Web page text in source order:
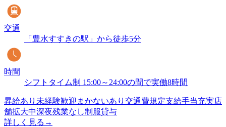
交通
「豊水すすきの駅」から徒歩5分
時間
シフトタイム制 15:00～24:00の間で実働8時間
昇給あり 未経験歓迎 まかないあり 交通費規定支給手当充実店
舗拡大中深夜残業なし制服貸与
詳しく見る →